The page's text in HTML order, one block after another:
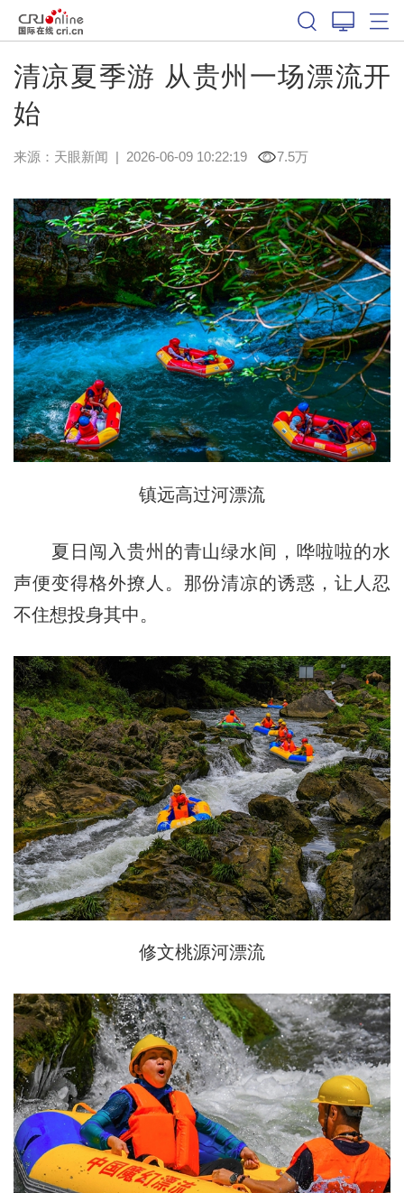
清凉夏季游 从贵州一场漂流开
始
来源： 天眼新闻 | 2026-06-09 10:22:19 7.5万
镇远高过河漂流
夏日闯入贵州的青山绿水间，哗啦啦的水
声便变得格外撩人。那份清凉的诱惑，让人忍
不住想投身其中。
修文桃源河漂流